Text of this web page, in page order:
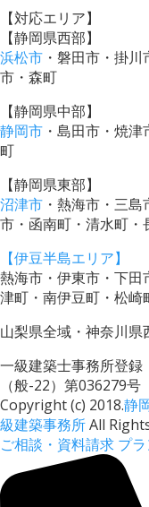
【対応エリア】
【静岡県西部】
浜松市 ・磐田市・掛
市・森町
【静岡県中部】
静岡市 ・島田市・焼
町
【静岡県東部】
沼津市 ・熱海市・三島
市・函南町・清水町・
【伊豆半島エリア】
熱海市・伊東市・下
津町・南伊豆町・松崎
山梨県全域・神奈川県
一級建築士事務所登
（般-22）第036279号
Copyright (c) 2018.静
級建築事務所All
ご相談・資料請求 プ